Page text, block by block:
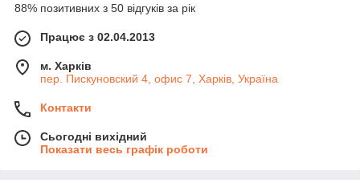
88% позитивних з 50 відгуків за рік
Працює з 02.04.2013
м. Харків
пер. Пискуновский 4, офис 7, Харків, Україна
Контакти
Сьогодні вихідний
Показати весь графік роботи